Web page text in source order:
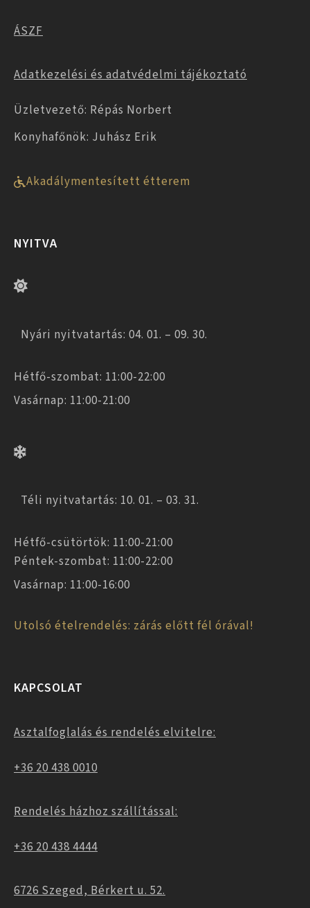
ÁSZF
Adatkezelési és adatvédelmi tájékoztató
Üzletvezető: Répás Norbert
Konyhafőnök: Juhász Erik
Akadálymentesített étterem
NYITVA
Nyári nyitvatartás: 04. 01. – 09. 30.
Hétfő-szombat: 11:00-22:00
Vasárnap: 11:00-21:00
Téli nyitvatartás: 10. 01. – 03. 31.
Hétfő-csütörtök: 11:00-21:00
Péntek-szombat: 11:00-22:00
Vasárnap: 11:00-16:00
Utolsó ételrendelés: zárás előtt fél órával!
KAPCSOLAT
Asztalfoglalás és rendelés elvitelre:
+36 20 438 0010
Rendelés házhoz szállítással:
+36 20 438 4444
6726 Szeged, Bérkert u. 52.